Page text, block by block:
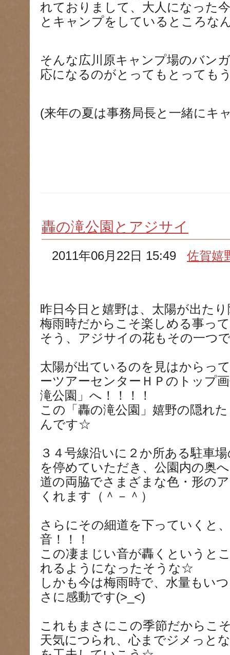
れておりまして、大人になった
とキャンプをしているところな
そんな広川原キャンプ場のバン
応になるのがとってもとっても
(来年の夏は事務局長と一緒にキ
轟の滝公園とアジサイ
2011年06月22日 15:49佐賀嬉
昨日今日と嬉野は、太陽が出た
梅雨時だからこそ楽しめる事っ
そう、アジサイの花もその一つ
太陽が出ているのを見はからっ
ーツアーセンターＨＰのトップ
滝公園」へ！！！！
この「轟の滝公園」嬉野の隠れ
んです☆
３４号線沿いに２か所ある駐車
を停めていただき、公園内の奥
道の両脇でさまざまな色・形の
くれます（＾－＾）
さらにその細道を下っていくと
音！！！
この凄まじい音が轟くというと
れるようになったそうな☆
しかも今は梅雨時で、水量もい
さに感動です(>_<)
これもまさにこの季節だからこ
天気につられ、心までジメっと